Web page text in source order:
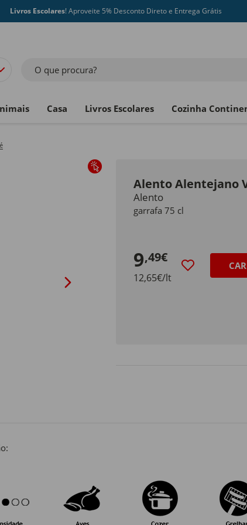
Livros Escolares! Aproveite 5% Desconto Direto e Entrega Grátis
O que procura?
Casa Livros Escolares Cozinha
Alento Alentejano
Alento
garrafa 75 cl
9,49€
12,65€/lt